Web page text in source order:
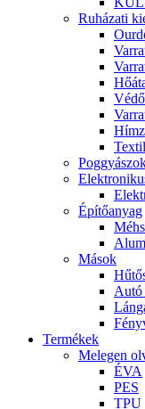
Ruházati
Építőanyag
Mások
Autó
Termékek
Melegen
ÉVA
PES
TPU